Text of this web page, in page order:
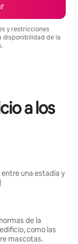
y restricciones
disponibilidad de la
a los
una estadía y
de la
como las
mascotas.